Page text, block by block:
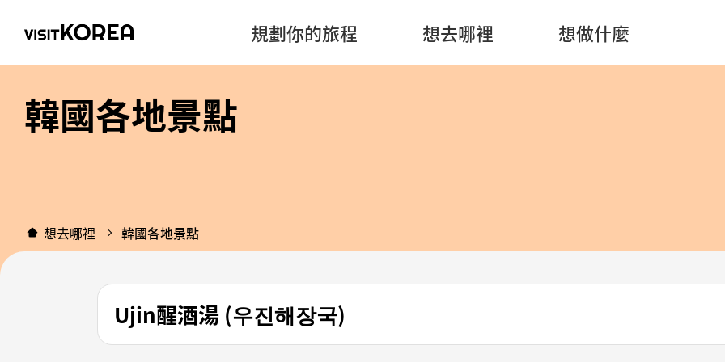
規劃你的旅程 想去哪裡 想做什麼
韓國各地景點
想去哪裡 韓國各地景點
Ujin醒酒湯 (우진해장국)